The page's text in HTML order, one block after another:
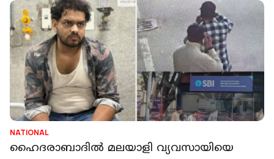
NATIONAL
ഹൈദരാബാദിൽ മലയാളി വ്യവസായിയെ